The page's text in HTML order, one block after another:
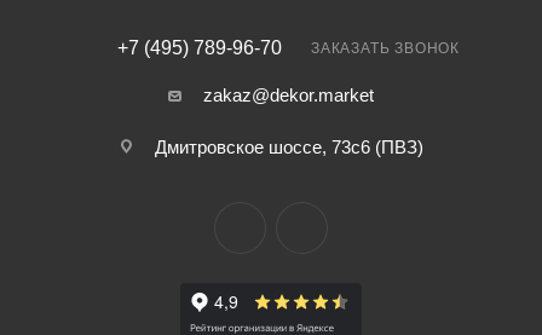
+7 (495) 789-96-70 ЗАКАЗАТЬ ЗВОНОК
zakaz@dekor.market
Дмитровское шоссе, 73с6 (ПВЗ)